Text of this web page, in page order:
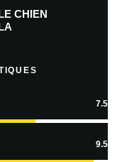
commentaires sont
CHIEN
7.5
9.5